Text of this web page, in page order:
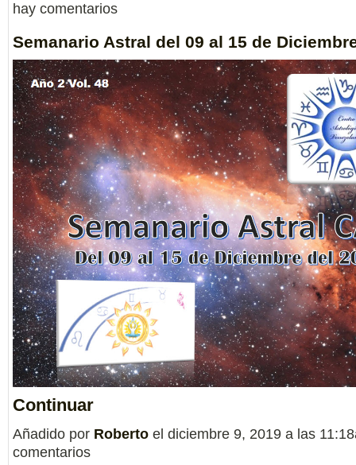
hay comentarios
Semanario Astral del 09 al 15 de
Continuar
Añadido por Roberto el diciembre 9, 2019 a las
comentarios